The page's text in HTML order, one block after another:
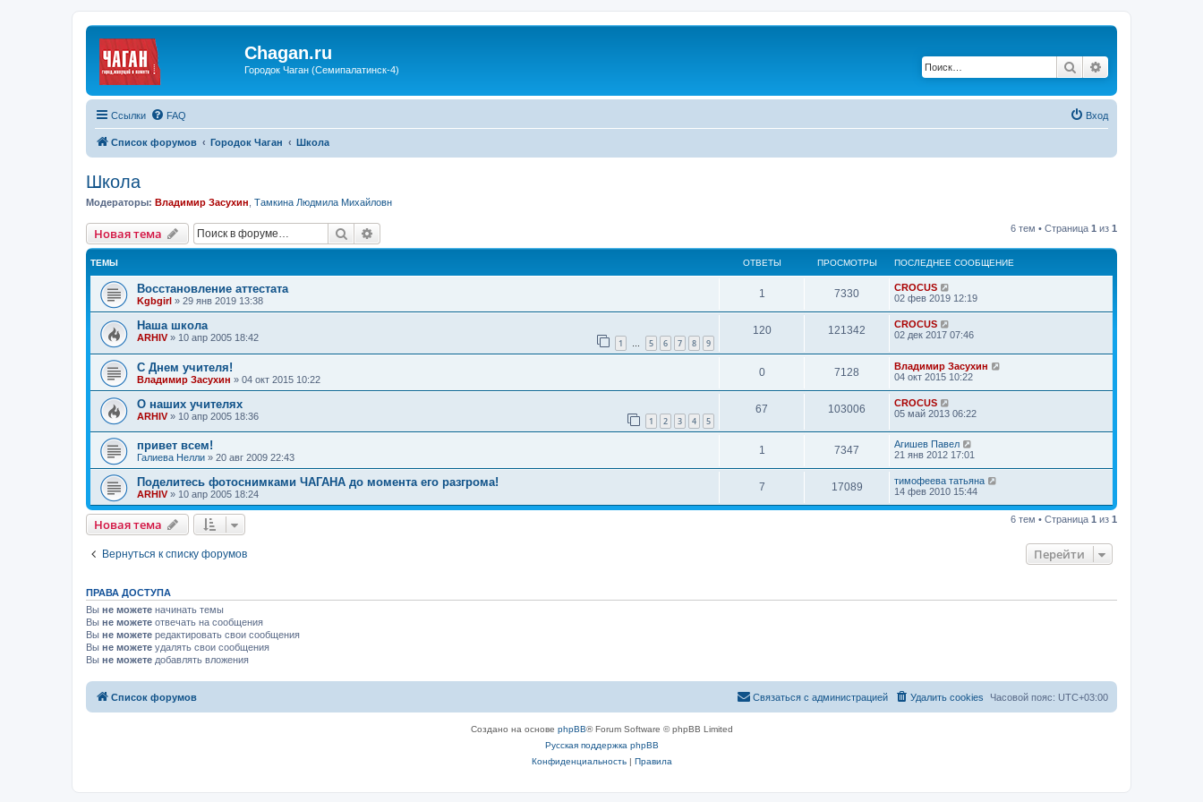
Chagan.ru
Городок Чаган (Семипалатинск-4) Поиск
Ссылки FAQ Вход
Список форумов Городок Чаган Школа
Школа
Модераторы: Владимир Засухин Тамкина Людмила Михайловн
Новая тема Поиск 6 тем • Страница 1 из 1
ТЕМЫ ОТВЕТЫ ПРОСМОТРЫ ПОСЛЕДНЕЕ СООБЩЕНИЕ
Восстановление аттестата
Kgbgirl » 29 янв 2019 13:38
1 7330
CROCUS
02 фев 2019 12:19
Наша школа
ARHIV» 10 апр 2005 18:42 1 … 5 6 7 8 9
120 121342
CROCUS
02 дек 2017 07:46
С Днем учителя!
Владимир Засухин » 04 окт 2015 10:22
0 7128
Владимир Засухин
04 окт 2015 10:22
О наших учителях
ARHIV» 10 апр 2005 18:36 1 2 3 4 5
67 103006
CROCUS
05 май 2013 06:22
привет всем!
Галиева Нелли » 20 авг 2009 22:43
1 7347
Агишев Павел
21 янв 2012 17:01
Поделитесь фотоснимками ЧАГАНА до момента его разгрома!
ARHIV» 10 апр 2005 18:24
7 17089
тимофеева татьяна
14 фев 2010 15:44
Новая тема 6 тем • Страница 1 из 1
Вернуться к списку форумов Перейти
ПРАВА ДОСТУПА
Вы не можете начинать темы
Вы не можете отвечать на сообщения
Вы не можете редактировать свои сообщения
Вы не можете удалять свои сообщения
Вы не можете добавлять вложения
Список форумов Часовой пояс: UTC+03:00
Удалить cookies
Связаться с администрацией
Создано на основе phpBB® Forum Software © phpBB Limited
Русская поддержка phpBB
Конфиденциальность| Правила